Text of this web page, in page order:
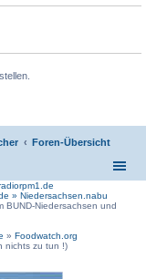
Foren-Übersicht
» Niedersachsen.nabu
BUND-Niedersachsen und
» Foodwatch.org
nichts zu tun !)